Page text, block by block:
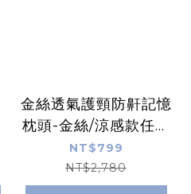
金絲透氣護頸防鼾記憶
枕頭-金絲/涼感款任選
(買一送一)
NT$799
NT$2,780